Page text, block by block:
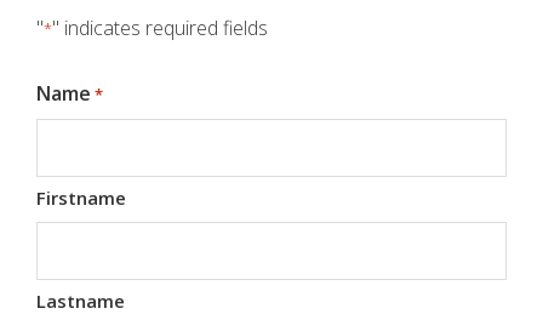
"*" indicates required fields
Name *
Firstname
Lastname